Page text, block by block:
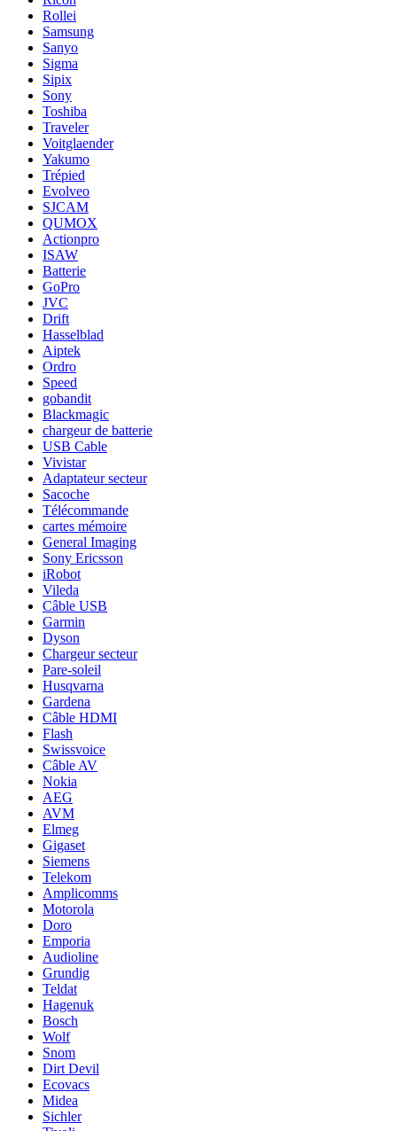
Rollei
Samsung
Sanyo
Sigma
Sipix
Sony
Toshiba
Traveler
Voitglaender
Yakumo
Trépied
Evolveo
SJCAM
QUMOX
Actionpro
ISAW
Batterie
GoPro
JVC
Drift
Hasselblad
Aiptek
Ordro
Speed
gobandit
Blackmagic
chargeur de batterie
USB Cable
Vivistar
Adaptateur secteur
Sacoche
Télécommande
cartes mémoire
General Imaging
Sony Ericsson
iRobot
Vileda
Câble USB
Garmin
Dyson
Chargeur secteur
Pare-soleil
Husqvarna
Gardena
Câble HDMI
Flash
Swissvoice
Câble AV
Nokia
AEG
AVM
Elmeg
Gigaset
Siemens
Telekom
Amplicomms
Motorola
Doro
Emporia
Audioline
Grundig
Teldat
Hagenuk
Bosch
Wolf
Snom
Dirt Devil
Ecovacs
Midea
Sichler